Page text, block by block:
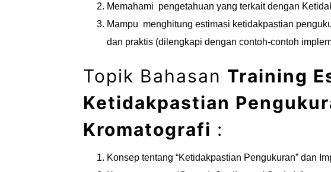
Memahami pengetahuan yang terkait dengan
Mampu menghitung estimasi ketidakpastian
dan praktis (dilengkapi dengan contoh-contoh
Topik Bahasan Training
Ketidakpastian
Kromatografi :
Konsep tentang “Ketidakpastian Pengukuran” dan